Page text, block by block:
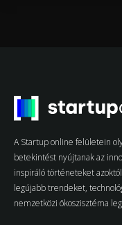
A Startup online felületein
betekintést nyújtanak az
inspiráló történeteket
legújabb trendeket,
nemzetközi ökoszisztéma